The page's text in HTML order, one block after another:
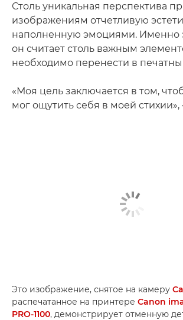
Столь уникальная перспектива
изображениям отчетливую
наполненную эмоциями. Именно
он считает столь важным
необходимо перенести в
«Моя цель заключается в том,
мог ощутить себя в моей
Это изображение, снятое на камеру
распечатанное на принтере Canon
PRO-1100, демонстрирует отменную